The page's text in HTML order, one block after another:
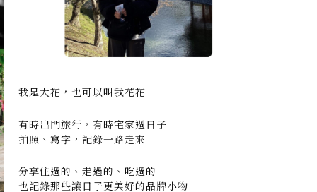
我是大花，也可以叫我花花
有時出門旅行，有時宅家過日子
拍照、寫字，記錄一路走來
分享住過的、走過的、吃過的
也記錄那些讓日子更美好的品牌小物